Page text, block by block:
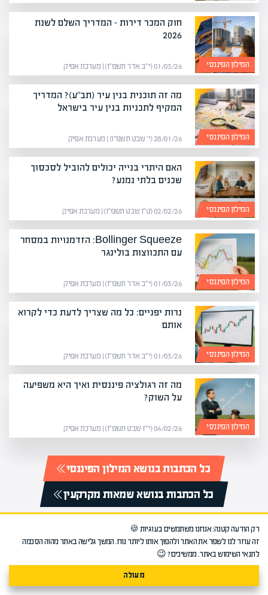
המילון הפיננסי
חוק המכר דירות – המדריך השלם לשנת
2026
01/03/26 (י״ב אדר תשפ״ו) | מערכת אפיק
המילון הפיננסי
מה זה תוכנית בנין עיר (תב"ע)? המדריך
המקיף לתכניות בנין עיר בישראל
28/01/26 (י׳ שבט תשפ״ו) | מערכת אפיק
המילון הפיננסי
האם היתרי בנייה יכולים להוביל לסכסוך
שכנים בלתי נמנע?
02/02/26 (ט״ו שבט תשפ״ו) | מערכת אפיק
המילון הפיננסי
Bollinger Squeeze: הזדמנויות במסחר
עם התכווצות בולינגר
01/03/26 (י״ב אדר תשפ״ו) | מערכת אפיק
המילון הפיננסי
נרות יפניים: כל מה שצריך לדעת כדי לקרוא
אותם
01/03/26 (י״ב אדר תשפ״ו) | מערכת אפיק
המילון הפיננסי
מה זה רגולציה פיננסית ואיך היא משפיעה
על השוק?
04/02/26 (י״ז שבט תשפ״ו) | מערכת אפיק
כל הכתבות בנושא המילון הפיננסי
כל הכתבות בנושא שמאות מקרקעין
כתבות לפי נושאים
רק הודעה קטנה: אנחנו משתמשים בעוגיות 🍪
זה עוזר לנו לשפר את האתר ולהפוך אותו ליותר נוח. המשך גלישה באתר מהוה הסכמה
לתנאי השימוש באתר. ממשיכים? 😉
מעולה